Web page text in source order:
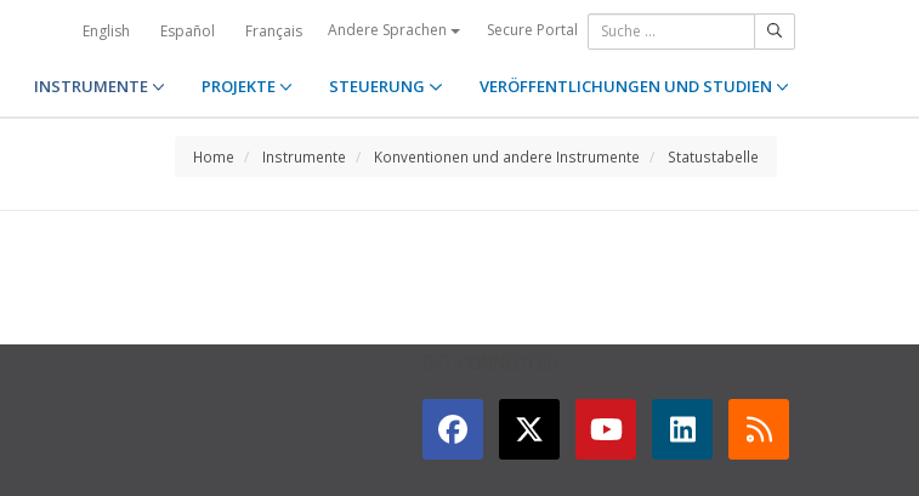
English Español Français Andere Sprachen Secure Portal
INSTRUMENTE PROJEKTE STEUERUNG VERÖFFENTLICHUNGEN UND STUDIEN
Home Instrumente Konventionen und andere Instrumente Statustabelle